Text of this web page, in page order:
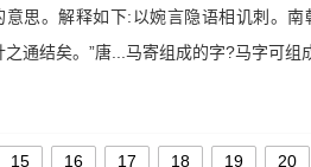
意思。解释如下:以婉言隐语相讥刺。
通结矣。”唐...马寄组成的字?马字可组
15 16 17 18 19 20